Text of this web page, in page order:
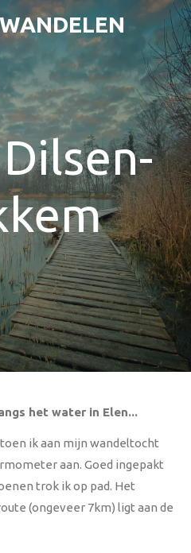
het water in Elen...
ik aan mijn wandeltocht
aan. Goed ingepakt
trok ik op pad. Het
(ongeveer 7km) ligt aan de